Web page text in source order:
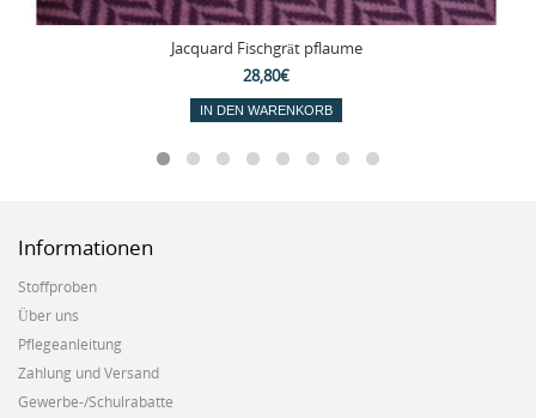
Jacquard Fischgrät pflaume
28,80€
IN DEN WARENKORB
Informationen
Stoffproben
Über uns
Pflegeanleitung
Zahlung und Versand
Gewerbe-/Schulrabatte